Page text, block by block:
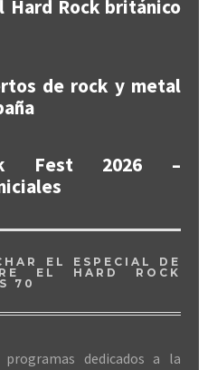
Hard Rock británico
de rock y metal
Fest 2026 –
EL ESPECIAL DE
EL HARD ROCK
70
dedicados a la